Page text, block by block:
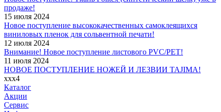
продаже!
15 июля 2024
Новое поступление высококачественных самоклеящихся
виниловых пленок для сольвентной печати!
12 июля 2024
Внимание! Новое поступление листового PVC/PET!
11 июля 2024
НОВОЕ ПОСТУПЛЕНИЕ НОЖЕЙ И ЛЕЗВИИ TAJIMА!
xxx4
Каталог
Акции
Сервис